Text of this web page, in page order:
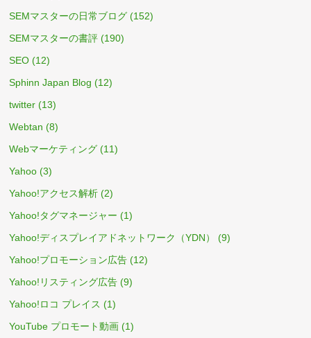
SEMマスターの日常ブログ (152)
SEMマスターの書評 (190)
SEO (12)
Sphinn Japan Blog (12)
twitter (13)
Webtan (8)
Webマーケティング (11)
Yahoo (3)
Yahoo!アクセス解析 (2)
Yahoo!タグマネージャー (1)
Yahoo!ディスプレイアドネットワーク（YDN）
(9)
Yahoo!プロモーション広告 (12)
Yahoo!リスティング広告 (9)
Yahoo!ロコ プレイス (1)
YouTube プロモート動画 (1)